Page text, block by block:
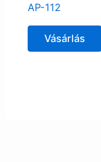
AP-112
Vásárlás